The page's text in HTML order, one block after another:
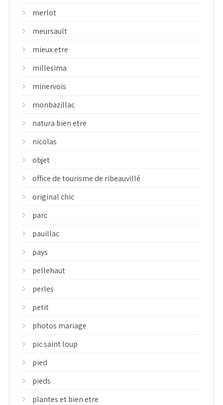
merlot
meursault
mieux etre
millesima
minervois
monbazillac
natura bien etre
nicolas
objet
office de tourisme de ribeauvillé
original chic
parc
pauillac
pays
pellehaut
perles
petit
photos mariage
pic saint loup
pied
pieds
plantes et bien etre